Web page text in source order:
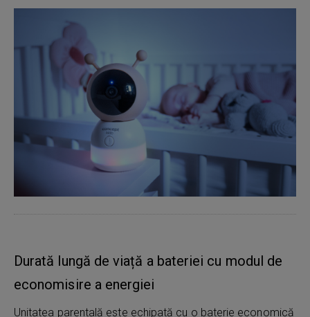
Durată lungă de viață a bateriei cu modul de
economisire a energiei
Unitatea parentală este echipată cu o baterie economică